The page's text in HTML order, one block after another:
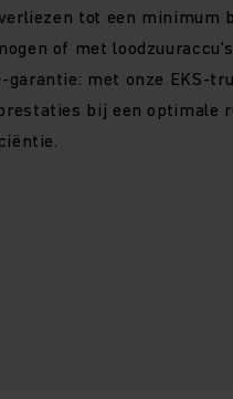
tot een minimum
of met
garantie: met onze EKS-
bij een optimale